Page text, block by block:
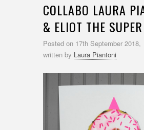
COLLABO LAURA
& ELIOT THE SUPER
Posted on 17th September 2018,
written by Laura Piantoni